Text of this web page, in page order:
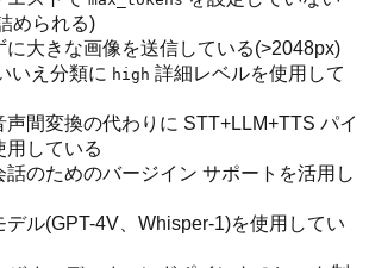
められる)
に大きな画像を送信している(>2048px)
いえ分類に high 詳細レベルを使用して
声間変換の代わりに STT+LLM+TTS パイ
用している
話のためのバージイン サポートを活用し
デル(GPT-4V、Whisper-1)を使用してい